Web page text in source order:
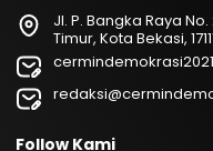
Jl. P. Bangka Raya
Timur, Kota Bekasi,
Follow Kami